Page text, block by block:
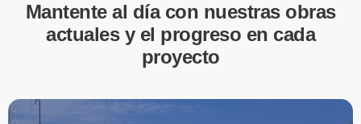
Mantente al día con nuestras obras
actuales y el progreso en cada
proyecto